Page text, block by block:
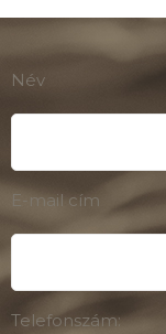
Név
E-mail cím
Telefonszám: